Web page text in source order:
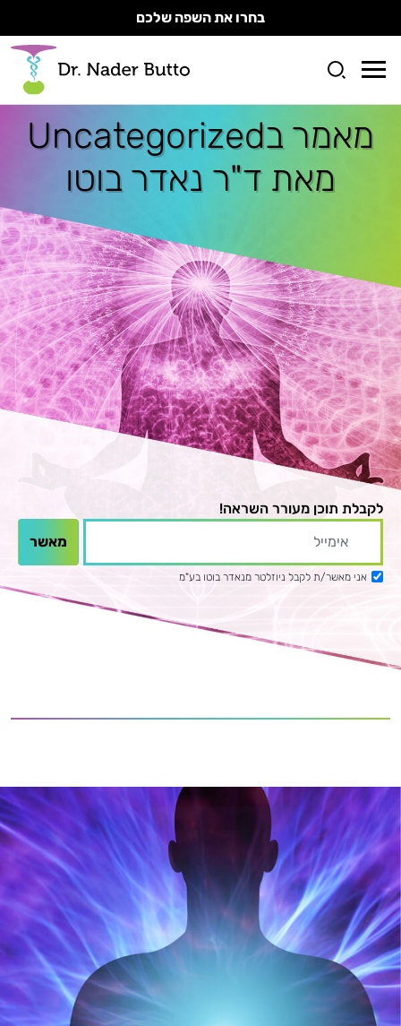
בחרו את השפה שלכם
מאמר בUncategorized
מאת ד"ר נאדר בוטו
לקבלת תוכן מעורר השראה!
אני מאשר/ת לקבל ניוזלטר מנאדר בוטו בע"מ